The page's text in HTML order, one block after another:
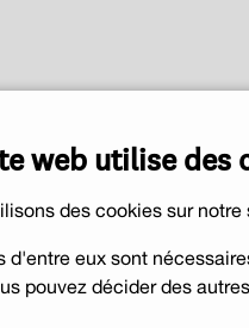
web utilise des
des cookies sur notre
d'entre eux sont
pouvez décider des